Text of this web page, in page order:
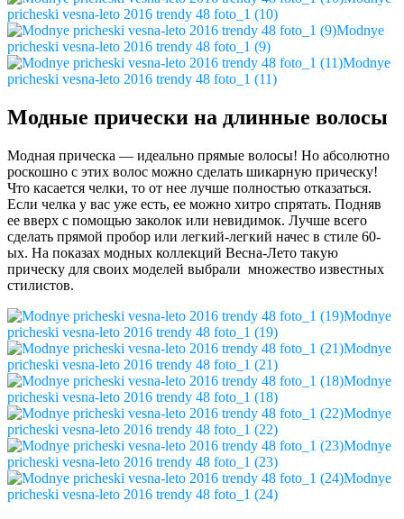
pricheski vesna-leto 2016 trendy 48 foto_1 (10)
Modnye
pricheski vesna-leto 2016 trendy 48 foto_1 (9)
Modnye
pricheski vesna-leto 2016 trendy 48 foto_1 (11)
Модные прически на длинные волосы
Модная прическа — идеально прямые волосы! Но абсолютно
роскошно с этих волос можно сделать шикарную прическу!
Что касается челки, то от нее лучше полностью отказаться.
Если челка у вас уже есть, ее можно хитро спрятать. Подняв
ее вверх с помощью заколок или невидимок. Лучше всего
сделать прямой пробор или легкий-легкий начес в стиле 60-
ых. На показах модных коллекций Весна-Лето такую
прическу для своих моделей выбрали множество известных
стилистов.
Modnye
pricheski vesna-leto 2016 trendy 48 foto_1 (19)
Modnye
pricheski vesna-leto 2016 trendy 48 foto_1 (21)
Modnye
pricheski vesna-leto 2016 trendy 48 foto_1 (18)
Modnye
pricheski vesna-leto 2016 trendy 48 foto_1 (22)
Modnye
pricheski vesna-leto 2016 trendy 48 foto_1 (23)
Modnye
pricheski vesna-leto 2016 trendy 48 foto_1 (24)